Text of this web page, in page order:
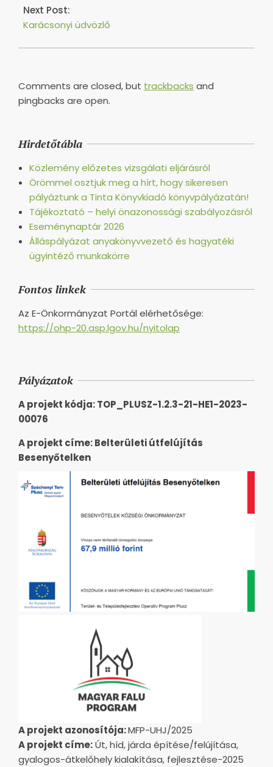
Next Post:
Karácsonyi üdvözlő
Comments are closed, but trackbacks and
pingbacks are open.
Hirdetőtábla
Közlemény előzetes vizsgálati eljárásról
Örömmel osztjuk meg a hírt, hogy sikeresen
pályáztunk a Tinta Könyvkiadó könyvpályázatán!
Tájékoztató – helyi önazonossági szabályozásról
Eseménynaptár 2026
Álláspályázat anyakönyvvezető és hagyatéki
ügyintéző munkakörre
Fontos linkek
Az E-Önkormányzat Portál elérhetősége:
https://ohp-20.asp.lgov.hu/nyitolap
Pályázatok
A projekt kódja: TOP_PLUSZ-1.2.3-21-HE1-2023-
00076
A projekt címe: Belterületi útfelújítás
Besenyőtelken
A projekt azonosítója:MFP-UHJ/2025
A projekt címe:Út, híd, járda építése/felújítása,
gyalogos-átkelőhely kialakítása, fejlesztése-2025